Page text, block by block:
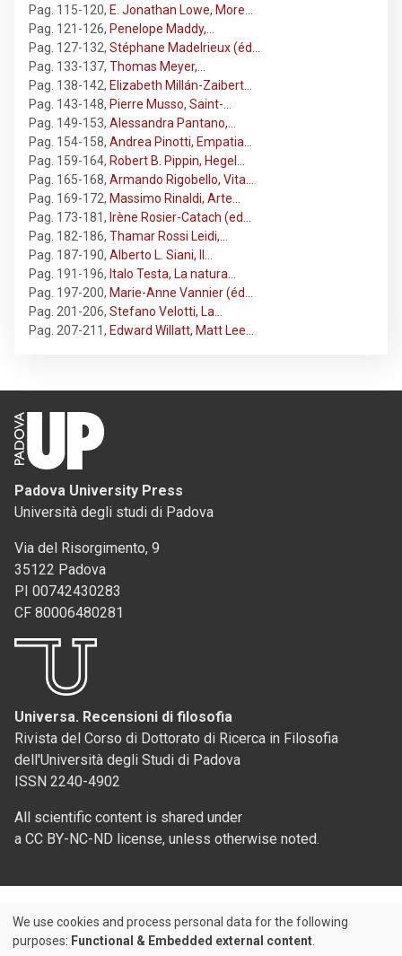
Pag. 115-120, E. Jonathan Lowe, More…
Pag. 121-126, Penelope Maddy,…
Pag. 127-132, Stéphane Madelrieux (éd…
Pag. 133-137, Thomas Meyer,…
Pag. 138-142, Elizabeth Millán-Zaibert…
Pag. 143-148, Pierre Musso, Saint-…
Pag. 149-153, Alessandra Pantano,…
Pag. 154-158, Andrea Pinotti, Empatia…
Pag. 159-164, Robert B. Pippin, Hegel…
Pag. 165-168, Armando Rigobello, Vita…
Pag. 169-172, Massimo Rinaldi, Arte…
Pag. 173-181, Irène Rosier-Catach (ed…
Pag. 182-186, Thamar Rossi Leidi,…
Pag. 187-190, Alberto L. Siani, Il…
Pag. 191-196, Italo Testa, La natura…
Pag. 197-200, Marie-Anne Vannier (éd…
Pag. 201-206, Stefano Velotti, La…
Pag. 207-211, Edward Willatt, Matt Lee…
Padova University Press
Università degli studi di Padova
Via del Risorgimento, 9
35122 Padova
PI 00742430283
CF 80006480281
Universa. Recensioni di filosofia
Rivista del Corso di Dottorato di Ricerca in Filosofia
dell'Università degli Studi di Padova
ISSN 2240-4902
All scientific content is shared under
a CC BY-NC-ND license, unless otherwise noted.
Use
We use cookies and process personal data for the following
purposes: Functional & Embedded external content